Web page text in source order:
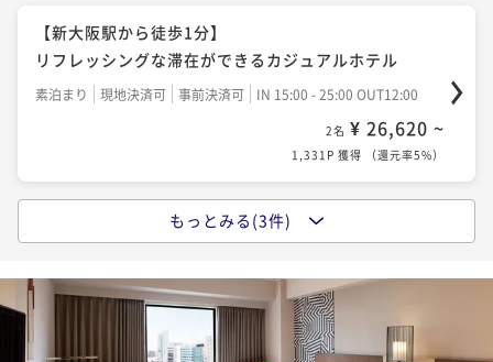
【新大阪駅から徒歩1分】
リフレッシングな滞在ができるカジュアルホテル
素泊まり 現地決済可 事前決済可 IN 15:00 - 25:00 OUT12:00
2名 ¥ 26,620 ~
1,331P 獲得 （還元率5%）
【新大阪駅から徒歩1分】
朝食付き 現地決済可 事前決済可 IN 15:00 - 25:00 OUT12:00
2名 ¥ 34,462 ~
1,724P 獲得 （還元率5%
もっとみる(3件)